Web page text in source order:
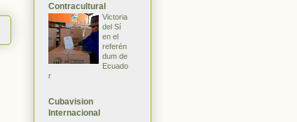
Contracultural
Victoria
del Sí
en el
referén
dum de
Ecuado
r
Cubavision
Internacional